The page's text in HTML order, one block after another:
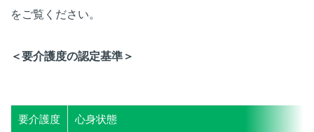
をご覧ください。
＜要介護度の認定基準＞
要介護度 心身状態